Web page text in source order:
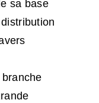
sa base
branche